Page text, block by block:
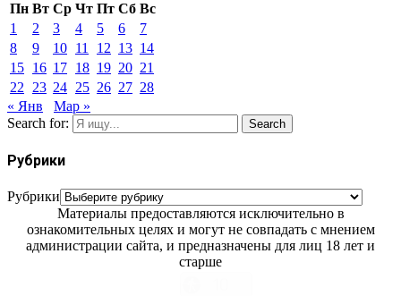
Пн Вт Ср Чт Пт Сб Вс
1
2 3 4 5 6
7
8
9 10 11 12 13 14
15 16 17 18 19 20 21
22
23 24 25 26 27 28
« Янв
Мар »
Search for:
Search
Рубрики
Рубрики
Материалы предоставляются исключительно в
ознакомительных целях и могут не совпадать с мнением
администрации сайта, и предназначены для лиц 18 лет и
старше